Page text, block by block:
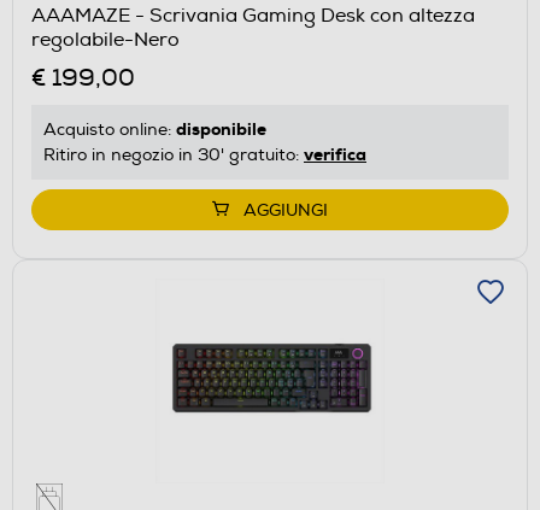
AAAMAZE - Scrivania Gaming Desk con altezza
regolabile-Nero
€ 199,00
Acquisto online: disponibile
Ritiro in negozio in 30' gratuito: verifica
AGGIUNGI